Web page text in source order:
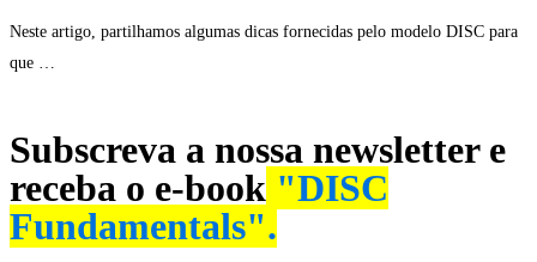
Neste artigo, partilhamos algumas dicas fornecidas pelo modelo DISC para
que …
Subscreva a nossa newsletter e
receba o e-book "DISC
Fundamentals".